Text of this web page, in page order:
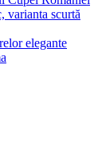
varianta scurtă
elegante